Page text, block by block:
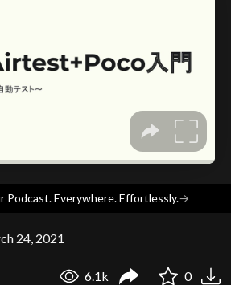
Podcast. Everywhere. Effortlessly.→
24, 2021
6.1k 0